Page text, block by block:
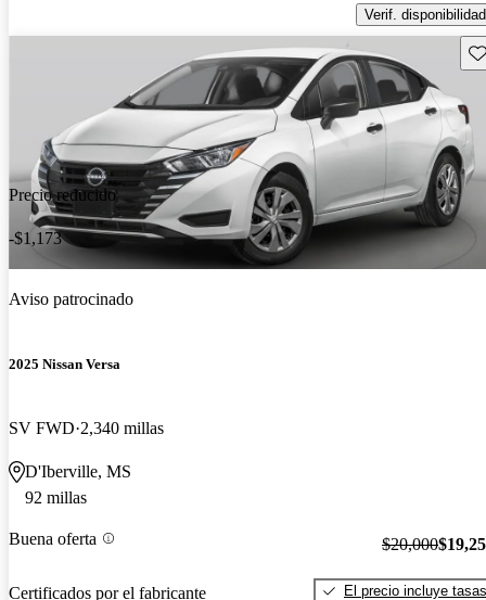
Verif. disponibilidad
Precio reducido
-$1,173
Aviso patrocinado
2025 Nissan Versa
SV FWD 2,340 millas
D'Iberville, MS
92 millas
Buena oferta
Certificados por el fabricante
$20,000
El precio incluye tasas